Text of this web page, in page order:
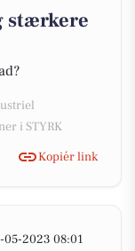
stærkere
i STYRK
Kopiér link
05-2023 08:01